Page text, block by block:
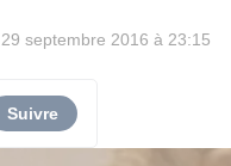
29 septembre 2016 à 23:15
Suivre